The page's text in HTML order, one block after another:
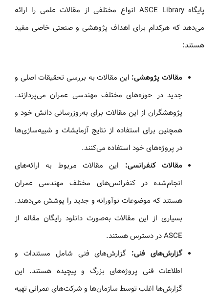
پایگاه ASCE Library انواع مختلفی از مقالات علمی را ارائه
می‌دهد که هرکدام برای اهداف پژوهشی و صنعتی خاصی مفید
هستند:
مقالات پژوهشی: این مقالات به بررسی تحقیقات اصلی و
جدید در حوزه‌های مختلف مهندسی عمران می‌پردازند.
پژوهشگران از این مقالات برای به‌روزرسانی دانش خود و
همچنین برای استفاده از نتایج آزمایشات و شبیه‌سازی‌ها
در پروژه‌های خود استفاده می‌کنند.
مقالات کنفرانسی: این مقالات مربوط به ارائه‌های
انجام‌شده در کنفرانس‌های مختلف مهندسی عمران
هستند که موضوعات نوآورانه و جدید را پوشش می‌دهند.
بسیاری از این مقالات به‌صورت دانلود رایگان مقاله از
ASCE در دسترس هستند.
گزارش‌های فنی: گزارش‌های فنی شامل مستندات و
اطلاعات فنی پروژه‌های بزرگ و پیچیده هستند. این
گزارش‌ها اغلب توسط سازمان‌ها و شرکت‌های عمرانی تهیه